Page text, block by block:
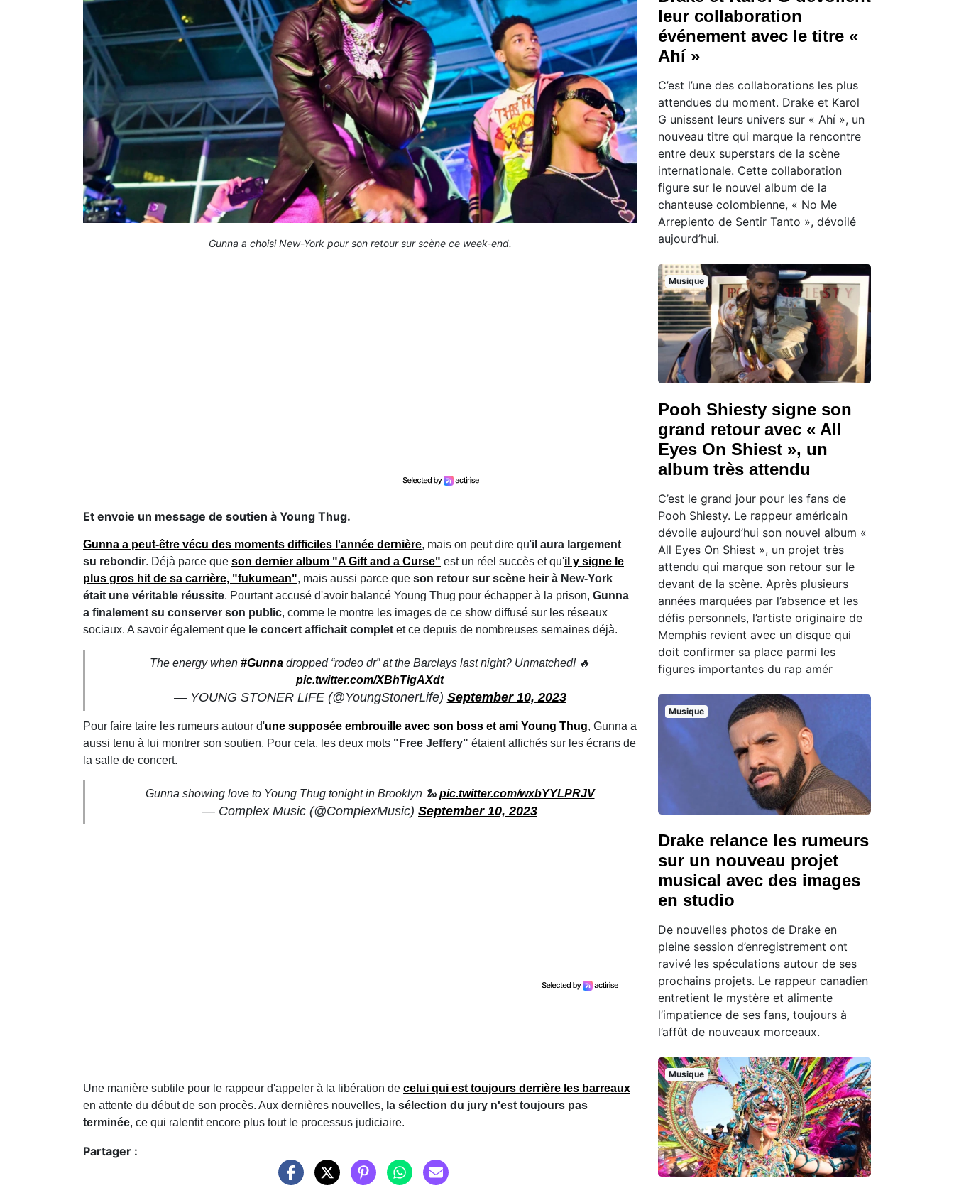
Gunna a choisi New-York pour son retour sur scène ce week-end.
Et envoie un message de soutien à Young Thug.
Gunna a peut-être vécu des moments difficiles l'année dernière, mais on peut dire qu'il aura largement
su rebondir. Déjà parce que son dernier album "A Gift and a Curse" est un réel succès et qu'il y signe le
plus gros hit de sa carrière, "fukumean", mais aussi parce que son retour sur scène heir à New-York
était une véritable réussite. Pourtant accusé d'avoir balancé Young Thug pour échapper à la prison, Gunna
a finalement su conserver son public, comme le montre les images de ce show diffusé sur les réseaux
sociaux. A savoir également que le concert affichait complet et ce depuis de nombreuses semaines déjà.
The energy when #Gunna dropped “rodeo dr” at the Barclays last night? Unmatched! 🔥
pic.twitter.com/XBhTigAXdt
— YOUNG STONER LIFE (@YoungStonerLife) September 10, 2023
Pour faire taire les rumeurs autour d'une supposée embrouille avec son boss et ami Young Thug, Gunna a
aussi tenu à lui montrer son soutien. Pour cela, les deux mots "Free Jeffery" étaient affichés sur les écrans de
la salle de concert.
Gunna showing love to Young Thug tonight in Brooklyn 🐍pic.twitter.com/wxbYYLPRJV
— Complex Music (@ComplexMusic) September 10, 2023
Une manière subtile pour le rappeur d'appeler à la libération de celui qui est toujours derrière les barreaux
en attente du début de son procès. Aux dernières nouvelles, la sélection du jury n'est toujours pas
terminée, ce qui ralentit encore plus tout le processus judiciaire.
Partager :
leur collaboration
événement avec le titre «
Ahí »
C’est l’une des collaborations les plus
attendues du moment. Drake et Karol
G unissent leurs univers sur « Ahí », un
nouveau titre qui marque la rencontre
entre deux superstars de la scène
internationale. Cette collaboration
figure sur le nouvel album de la
chanteuse colombienne, « No Me
Arrepiento de Sentir Tanto », dévoilé
aujourd’hui.
Musique
Pooh Shiesty signe son
grand retour avec « All
Eyes On Shiest », un
album très attendu
C’est le grand jour pour les fans de
Pooh Shiesty. Le rappeur américain
dévoile aujourd’hui son nouvel album «
All Eyes On Shiest », un projet très
attendu qui marque son retour sur le
devant de la scène. Après plusieurs
années marquées par l’absence et les
défis personnels, l’artiste originaire de
Memphis revient avec un disque qui
doit confirmer sa place parmi les
figures importantes du rap amér
Musique
Drake relance les rumeurs
sur un nouveau projet
musical avec des images
en studio
De nouvelles photos de Drake en
pleine session d’enregistrement ont
ravivé les spéculations autour de ses
prochains projets. Le rappeur canadien
entretient le mystère et alimente
l’impatience de ses fans, toujours à
l’affût de nouveaux morceaux.
Musique